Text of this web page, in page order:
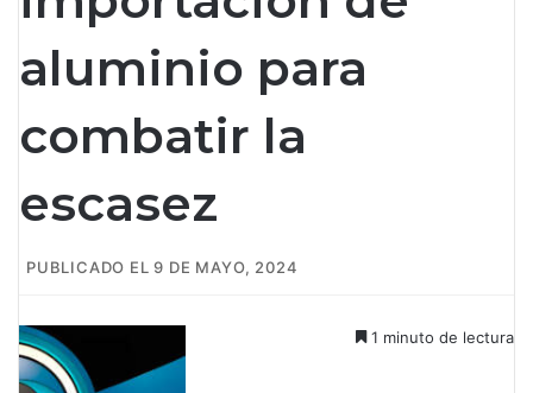
aluminio para
combatir la
escasez
PUBLICADO EL 9 DE MAYO, 2024
1 minuto de lectura